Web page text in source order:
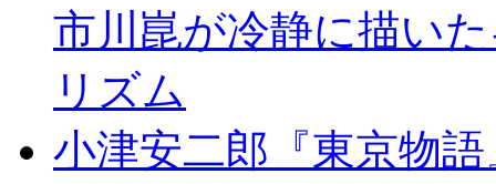
市川崑が冷静に描い
リズム
小津安二郎『東京物語